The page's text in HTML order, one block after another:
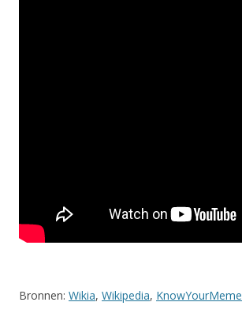
Bronnen: Wikia, Wikipedia, KnowYourMeme